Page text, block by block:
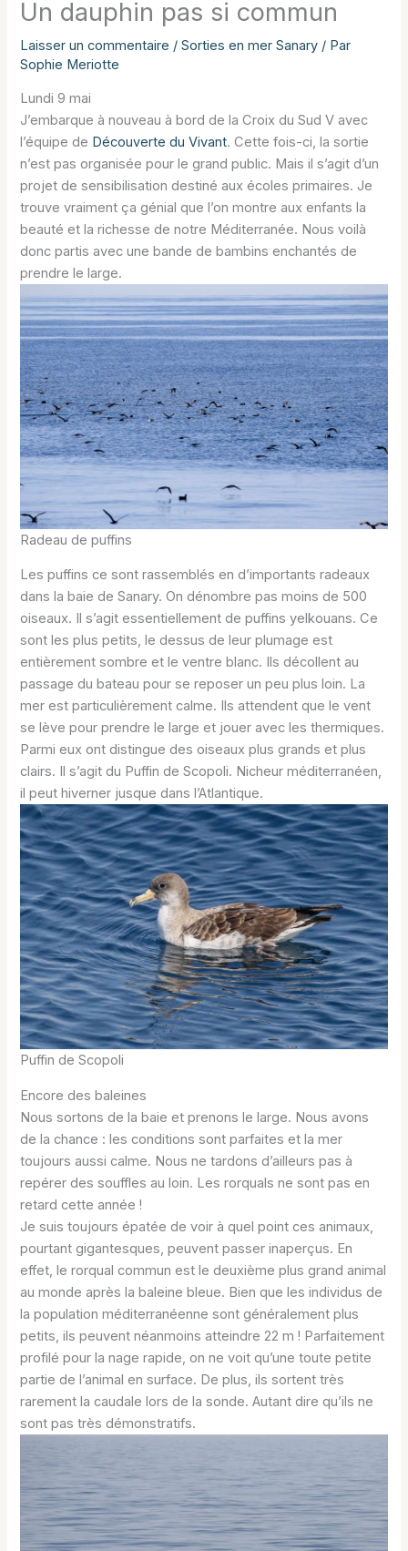
Un dauphin pas si commun
Laisser un commentaire /Sorties en mer Sanary / Par
Sophie Meriotte
Lundi 9 mai
J’embarque à nouveau à bord de la Croix du Sud V avec
l’équipe de Découverte du Vivant. Cette fois-ci, la sortie
n’est pas organisée pour le grand public. Mais il s’agit d’un
projet de sensibilisation destiné aux écoles primaires. Je
trouve vraiment ça génial que l’on montre aux enfants la
beauté et la richesse de notre Méditerranée. Nous voilà
donc partis avec une bande de bambins enchantés de
prendre le large.
Radeau de puffins
Les puffins ce sont rassemblés en d’importants radeaux
dans la baie de Sanary. On dénombre pas moins de 500
oiseaux. Il s’agit essentiellement de puffins yelkouans. Ce
sont les plus petits, le dessus de leur plumage est
entièrement sombre et le ventre blanc. Ils décollent au
passage du bateau pour se reposer un peu plus loin. La
mer est particulièrement calme. Ils attendent que le vent
se lève pour prendre le large et jouer avec les thermiques.
Parmi eux ont distingue des oiseaux plus grands et plus
clairs. Il s’agit du Puffin de Scopoli. Nicheur méditerranéen,
il peut hiverner jusque dans l’Atlantique.
Puffin de Scopoli
Encore des baleines
Nous sortons de la baie et prenons le large. Nous avons
de la chance : les conditions sont parfaites et la mer
toujours aussi calme. Nous ne tardons d’ailleurs pas à
repérer des souffles au loin. Les rorquals ne sont pas en
retard cette année !
Je suis toujours épatée de voir à quel point ces animaux,
pourtant gigantesques, peuvent passer inaperçus. En
effet, le rorqual commun est le deuxième plus grand animal
au monde après la baleine bleue. Bien que les individus de
la population méditerranéenne sont généralement plus
petits, ils peuvent néanmoins atteindre 22 m ! Parfaitement
profilé pour la nage rapide, on ne voit qu’une toute petite
partie de l’animal en surface. De plus, ils sortent très
rarement la caudale lors de la sonde. Autant dire qu’ils ne
sont pas très démonstratifs.